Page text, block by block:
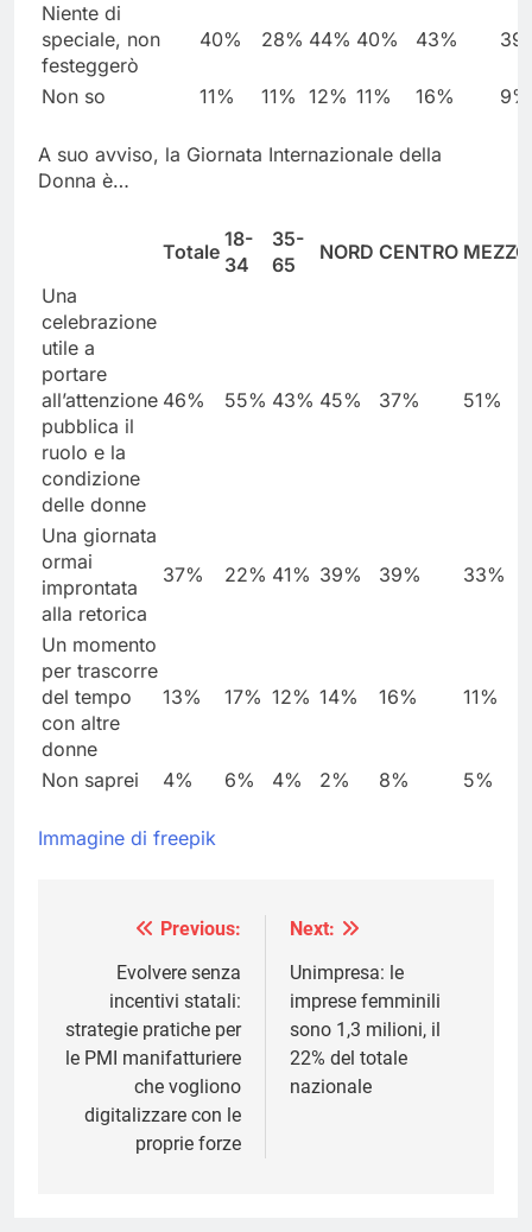
Niente di
speciale, non
festeggerò
40% 28% 44% 40% 43%
Non so 11% 11% 12% 11% 16% 9%
A suo avviso, la Giornata Internazionale della
Donna è…
Totale
18-
34
35-
65
NORD CENTRO
Una
celebrazione
utile a
portare
all’attenzione
pubblica il
ruolo e la
condizione
delle donne
46% 55% 43% 45% 37% 51%
Una giornata
ormai
improntata
alla retorica
37% 22% 41% 39% 39% 33%
Un momento
per trascorre
del tempo
con altre
donne
13% 17% 12% 14% 16% 11%
Non saprei 4% 6% 4% 2% 8% 5%
Immagine di freepik
Navigazione
articoli
Previous:
Evolvere senza
incentivi statali:
strategie pratiche per
le PMI manifatturiere
che vogliono
digitalizzare con le
proprie forze
Next:
Unimpresa: le
imprese femminili
sono 1,3 milioni, il
22% del totale
nazionale